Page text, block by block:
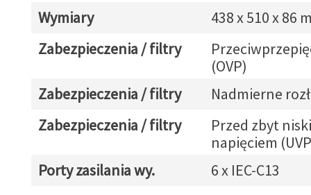
Wymiary
438 x 510 x 86
Zabezpieczenia / filtry
(OVP)
Zabezpieczenia / filtry
Nadmierne
Zabezpieczenia / filtry
Przed zbyt
napięciem
Porty zasilania wy.
6 x IEC-C13